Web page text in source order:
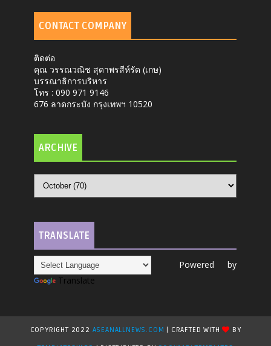
CONTACT COMPANY
ติดต่อ
คุณ วรรณวณิช สุดาพรสีห์รัด (เกษ)
บรรณาธิการบริหาร
โทร : 090 971 9146
676 ลาดกระบัง กรุงเทพฯ 10520
ARCHIVE
TRANSLATE
Powered by
Translate
COPYRIGHT 2022 ASEANALLNEWS.COM | CRAFTED WITH
BY